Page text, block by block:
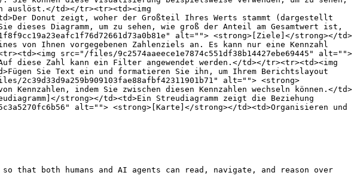
auslöst.</td></tr><tr><td><img
Donut zeigt, woher der Großteil Ihres Werts stammt (dargestellt
dieses Diagramm, um zu sehen, wie groß der Anteil am Gesamtwert ist,
alt=""> <strong>[Ziele]</strong></td>
von Ihnen vorgegebenen Zahlenziels an. Es kann nur eine Kennzahl
src="/files/9c2574aaeece1e7874c551df38b14427ebe69445" alt="">
diese Zahl kann ein Filter angewendet werden.</td></tr><tr><td><img
Sie Text ein und formatieren Sie ihn, um Ihrem Berichtslayout
alt=""> <strong>
Kennzahlen, indem Sie zwischen diesen Kennzahlen wechseln können.</td>
strong></td><td>Ein Streudiagramm zeigt die Beziehung
alt=""> <strong>[Karte]</strong></td><td>Organisieren und
that both humans and AI agents can read, navigate, and reason over